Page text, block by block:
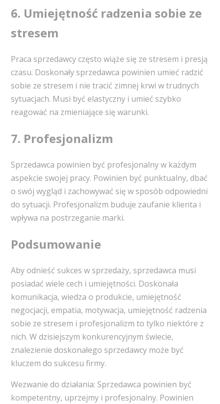
6. Umiejętność radzenia sobie ze
stresem
Praca sprzedawcy często wiąże się ze stresem i presją
czasu. Doskonały sprzedawca powinien umieć radzić
sobie ze stresem i nie tracić zimnej krwi w trudnych
sytuacjach. Musi być elastyczny i umieć szybko
reagować na zmieniające się warunki.
7. Profesjonalizm
Sprzedawca powinien być profesjonalny w każdym
aspekcie swojej pracy. Powinien być punktualny, dbać
o swój wygląd i zachowywać się w sposób odpowiedni
do sytuacji. Profesjonalizm buduje zaufanie klienta i
wpływa na postrzeganie marki.
Podsumowanie
Aby odnieść sukces w sprzedaży, sprzedawca musi
posiadać wiele cech i umiejętności. Doskonała
komunikacja, wiedza o produkcie, umiejętność
negocjacji, empatia, motywacja, umiejętność radzenia
sobie ze stresem i profesjonalizm to tylko niektóre z
nich. W dzisiejszym konkurencyjnym świecie,
znalezienie doskonałego sprzedawcy może być
kluczem do sukcesu firmy.
Wezwanie do działania: Sprzedawca powinien być
kompetentny, uprzejmy i profesjonalny. Powinien